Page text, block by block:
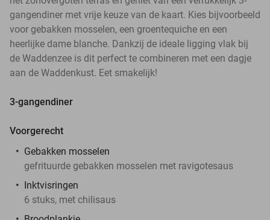
gangendiner met vrije keuze van de kaart. Kies bijvoorbeeld
voor gebakken mosselen, een groentequiche en een
heerlijke dame blanche. Dankzij de ideale ligging vlak bij
de Waddenzee is dit perfect te combineren met een dagje
aan de Waddenkust. Eet smakelijk!
3-gangendiner
Voorgerecht
Gebakken mosselen
gefrituurde gebakken mosselen met ravigotesaus
Inktvisringen
6 stuks, met chilisaus